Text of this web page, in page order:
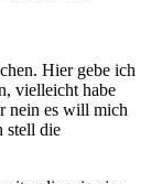
Hier gebe ich
vielleicht habe
nein es will mich
stell die